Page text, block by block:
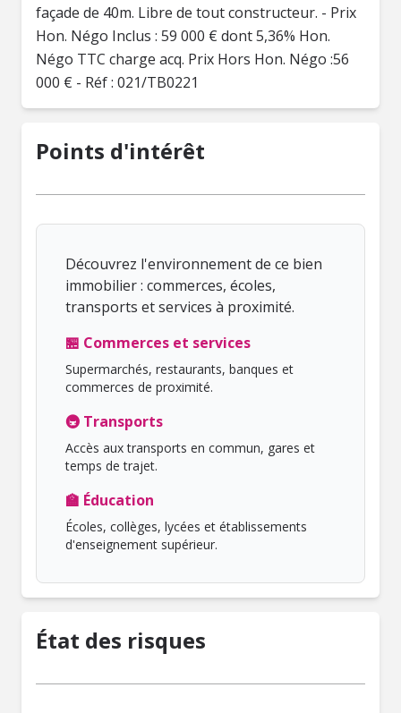
façade de 40m. Libre de tout constructeur. - Prix
Hon. Négo Inclus : 59 000 € dont 5,36% Hon.
Négo TTC charge acq. Prix Hors Hon. Négo :56
000 € - Réf : 021/TB0221
Points d'intérêt
Découvrez l'environnement de ce bien
immobilier : commerces, écoles,
transports et services à proximité.
🏪 Commerces et services
Supermarchés, restaurants, banques et
commerces de proximité.
🚇 Transports
Accès aux transports en commun, gares et
temps de trajet.
🏫 Éducation
Écoles, collèges, lycées et établissements
d'enseignement supérieur.
État des risques